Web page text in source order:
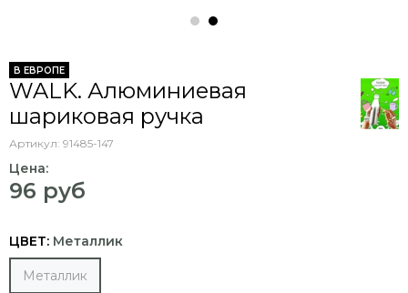
В ЕВРОПЕ
WALK. Алюминиевая
шариковая ручка
Артикул: 91485-147
Цена:
96 руб
ЦВЕТ: Металлик
Металлик